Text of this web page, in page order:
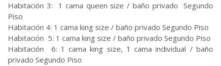
Habitación 3: 1 cama queen size / baño privado Segundo
Piso
Habitación 4: 1 cama king size / baño privado Segundo Piso
Habitación 5: 1 cama king size / baño privado Segundo Piso
Habitación 6: 1 cama king size, 1 cama individual / baño
privado Segundo Piso